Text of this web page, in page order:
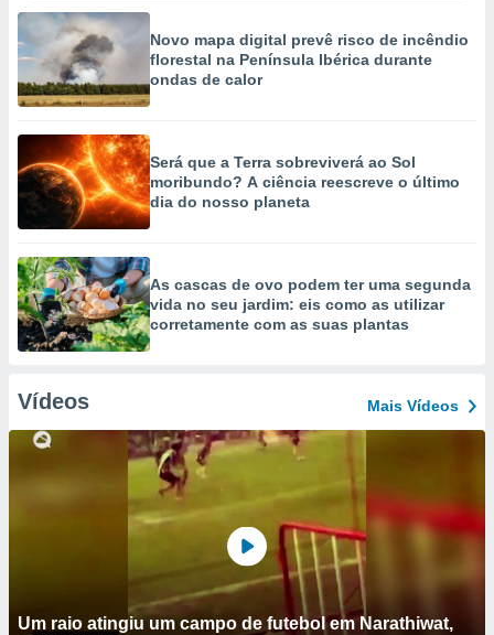
Novo mapa digital prevê risco de incêndio
florestal na Península Ibérica durante
ondas de calor
Será que a Terra sobreviverá ao Sol
moribundo? A ciência reescreve o último
dia do nosso planeta
As cascas de ovo podem ter uma segunda
vida no seu jardim: eis como as utilizar
corretamente com as suas plantas
Vídeos Mais Vídeos
Um raio atingiu um campo de futebol em Narathiwat,